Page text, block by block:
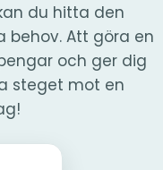
du hitta den
behov. Att göra en
och ger dig
steget mot en